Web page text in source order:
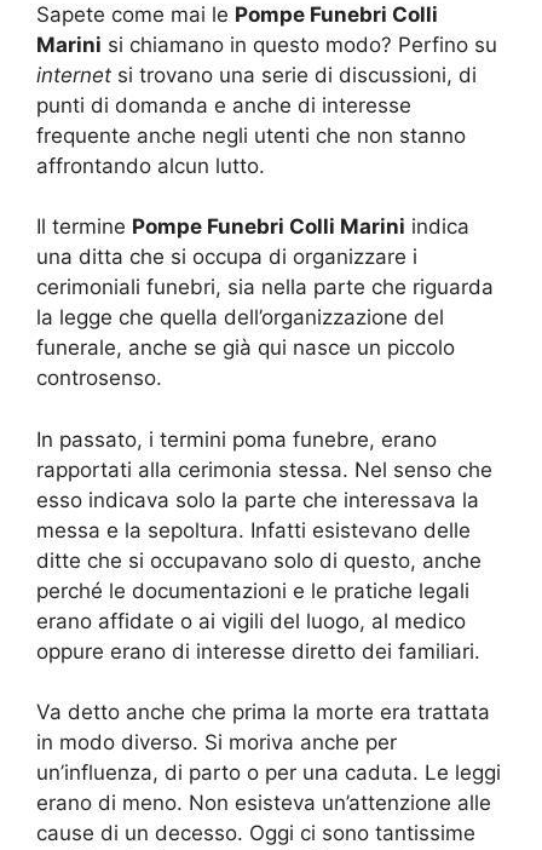
Sapete come mai le Pompe Funebri Colli
Marini si chiamano in questo modo? Perfino su
internet si trovano una serie di discussioni, di
punti di domanda e anche di interesse
frequente anche negli utenti che non stanno
affrontando alcun lutto.
Il termine Pompe Funebri Colli Marini indica
una ditta che si occupa di organizzare i
cerimoniali funebri, sia nella parte che riguarda
la legge che quella dell’organizzazione del
funerale, anche se già qui nasce un piccolo
controsenso.
In passato, i termini poma funebre, erano
rapportati alla cerimonia stessa. Nel senso che
esso indicava solo la parte che interessava la
messa e la sepoltura. Infatti esistevano delle
ditte che si occupavano solo di questo, anche
perché le documentazioni e le pratiche legali
erano affidate o ai vigili del luogo, al medico
oppure erano di interesse diretto dei familiari.
Va detto anche che prima la morte era trattata
in modo diverso. Si moriva anche per
un’influenza, di parto o per una caduta. Le leggi
erano di meno. Non esisteva un’attenzione alle
cause di un decesso. Oggi ci sono tantissime